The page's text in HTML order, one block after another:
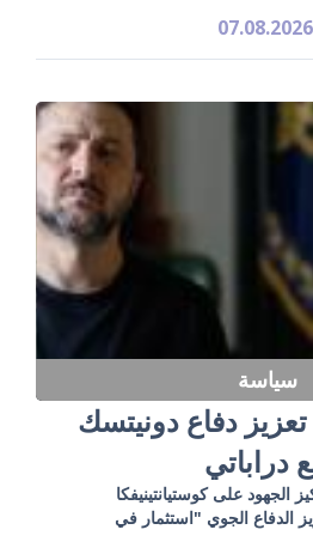
07.08.2026
سياسة
دفاع دونيتسك
دراباتي
الجهود على كوستيانتينيفكا
الدفاع الجوي "استثمار في